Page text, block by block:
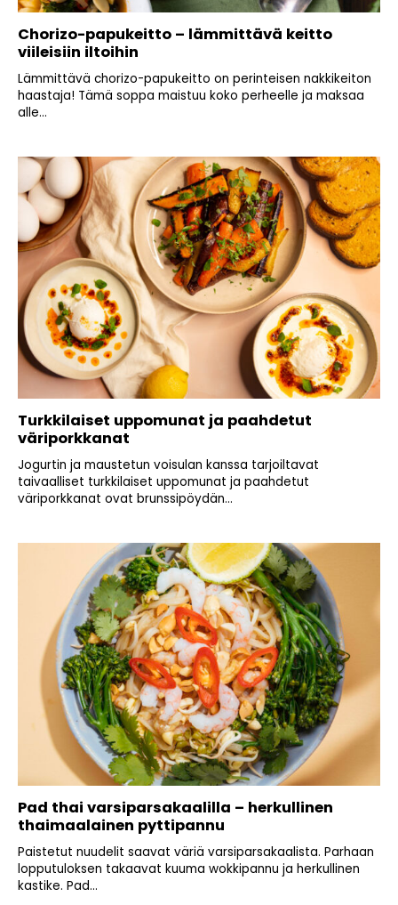
Chorizo-papukeitto – lämmittävä keitto
viileisiin iltoihin
Lämmittävä chorizo-papukeitto on perinteisen nakkikeiton
haastaja! Tämä soppa maistuu koko perheelle ja maksaa
alle...
Turkkilaiset uppomunat ja paahdetut
väriporkkanat
Jogurtin ja maustetun voisulan kanssa tarjoiltavat
taivaalliset turkkilaiset uppomunat ja paahdetut
väriporkkanat ovat brunssipöydän...
Pad thai varsiparsakaalilla – herkullinen
thaimaalainen pyttipannu
Paistetut nuudelit saavat väriä varsiparsakaalista. Parhaan
lopputuloksen takaavat kuuma wokkipannu ja herkullinen
kastike. Pad...